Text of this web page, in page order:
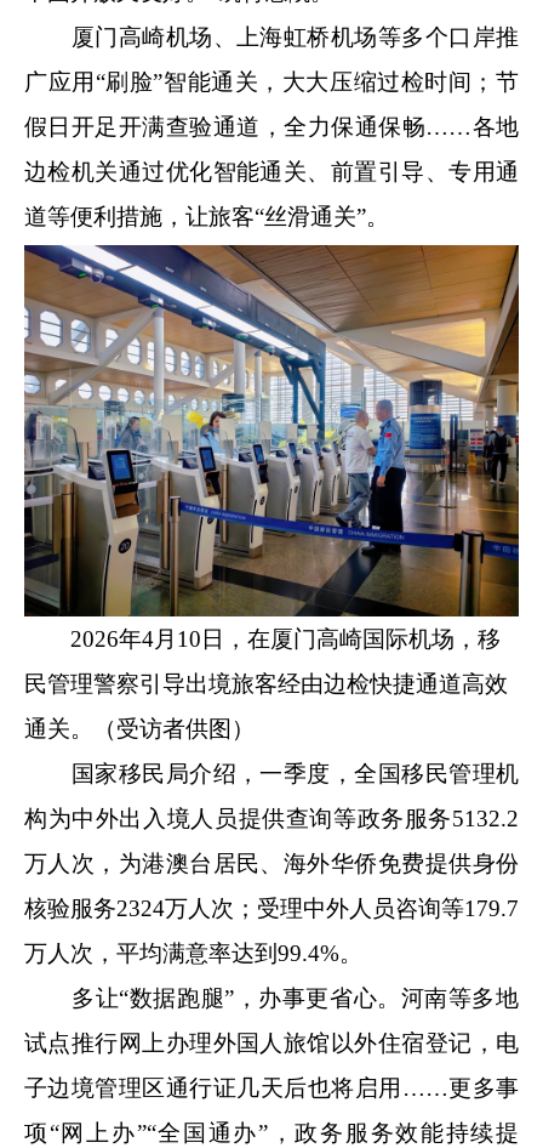
厦门高崎机场、上海虹桥机场等多个口岸推
广应用“刷脸”智能通关，大大压缩过检时间；节
假日开足开满查验通道，全力保通保畅……各地
边检机关通过优化智能通关、前置引导、专用通
道等便利措施，让旅客“丝滑通关”。
2026年4月10日，在厦门高崎国际机场，移
民管理警察引导出境旅客经由边检快捷通道高效
通关。（受访者供图）
国家移民局介绍，一季度，全国移民管理机
构为中外出入境人员提供查询等政务服务5132.2
万人次，为港澳台居民、海外华侨免费提供身份
核验服务2324万人次；受理中外人员咨询等179.7
万人次，平均满意率达到99.4%。
多让“数据跑腿”，办事更省心。河南等多地
试点推行网上办理外国人旅馆以外住宿登记，电
子边境管理区通行证几天后也将启用……更多事
项“网上办”“全国通办”，政务服务效能持续提